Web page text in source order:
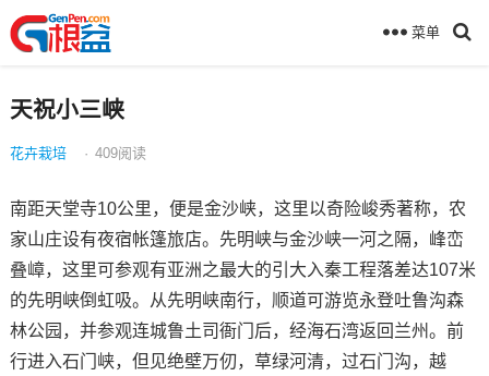
菜单
天祝小三峡
花卉栽培 · 409阅读
南距天堂寺10公里，便是金沙峡，这里以奇险峻秀著称，农
家山庄设有夜宿帐篷旅店。先明峡与金沙峡一河之隔，峰峦
叠嶂，这里可参观有亚洲之最大的引大入秦工程落差达107米
的先明峡倒虹吸。从先明峡南行，顺道可游览永登吐鲁沟森
林公园，并参观连城鲁土司衙门后，经海石湾返回兰州。前
行进入石门峡，但见绝壁万仞，草绿河清，过石门沟，越